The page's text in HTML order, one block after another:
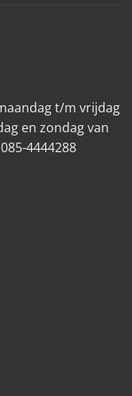
t/m vrijdag
en zondag van
4444288